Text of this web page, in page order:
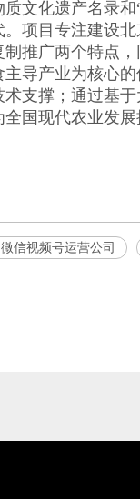
文化遗产名录
项目专注建设
推广两个特点
导产业为核心
支撑；通过基
国现代农业发
信视频号运营公司